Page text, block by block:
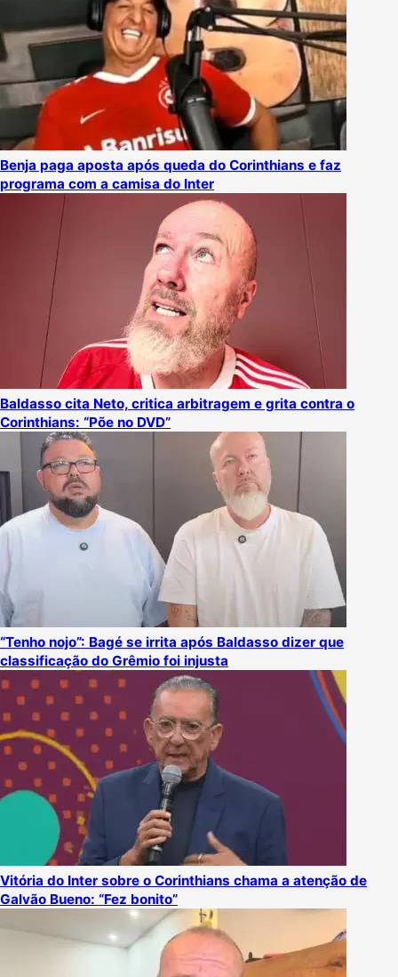
Benja paga aposta após queda do Corinthians e faz
programa com a camisa do Inter
Baldasso cita Neto, critica arbitragem e grita contra o
Corinthians: “Põe no DVD”
“Tenho nojo”: Bagé se irrita após Baldasso dizer que
classificação do Grêmio foi injusta
Vitória do Inter sobre o Corinthians chama a atenção de
Galvão Bueno: “Fez bonito”